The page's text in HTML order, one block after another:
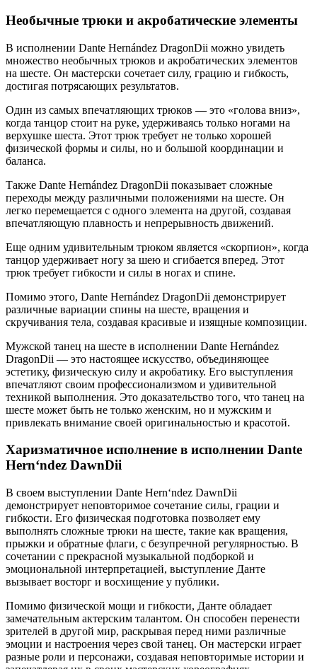
Необычные трюки и акробатические элементы
В исполнении Dante Hernández DragonDii можно увидеть
множество необычных трюков и акробатических элементов
на шесте. Он мастерски сочетает силу, грацию и гибкость,
достигая потрясающих результатов.
Один из самых впечатляющих трюков — это «голова вниз»,
когда танцор стоит на руке, удерживаясь только ногами на
верхушке шеста. Этот трюк требует не только хорошей
физической формы и силы, но и большой координации и
баланса.
Также Dante Hernández DragonDii показывает сложные
переходы между различными положениями на шесте. Он
легко перемещается с одного элемента на другой, создавая
впечатляющую плавность и непрерывность движений.
Еще одним удивительным трюком является «скорпион», когда
танцор удерживает ногу за шею и сгибается вперед. Этот
трюк требует гибкости и силы в ногах и спине.
Помимо этого, Dante Hernández DragonDii демонстрирует
различные вариации спины на шесте, вращения и
скручивания тела, создавая красивые и изящные композиции.
Мужской танец на шесте в исполнении Dante Hernández
DragonDii — это настоящее искусство, объединяющее
эстетику, физическую силу и акробатику. Его выступления
впечатляют своим профессионализмом и удивительной
техникой выполнения. Это доказательство того, что танец на
шесте может быть не только женским, но и мужским и
привлекать внимание своей оригинальностью и красотой.
Харизматичное исполнение в исполнении Dante
Hern‘ndez DawnDii
В своем выступлении Dante Hern‘ndez DawnDii
демонстрирует неповторимое сочетание силы, грации и
гибкости. Его физическая подготовка позволяет ему
выполнять сложные трюки на шесте, такие как вращения,
прыжки и обратные флаги, с безупречной регулярностью. В
сочетании с прекрасной музыкальной подборкой и
эмоциональной интерпретацией, выступление Данте
вызывает восторг и восхищение у публики.
Помимо физической мощи и гибкости, Данте обладает
замечательным актерским талантом. Он способен перенести
зрителей в другой мир, раскрывая перед ними различные
эмоции и настроения через свой танец. Он мастерски играет
разные роли и персонажи, создавая неповторимые истории и